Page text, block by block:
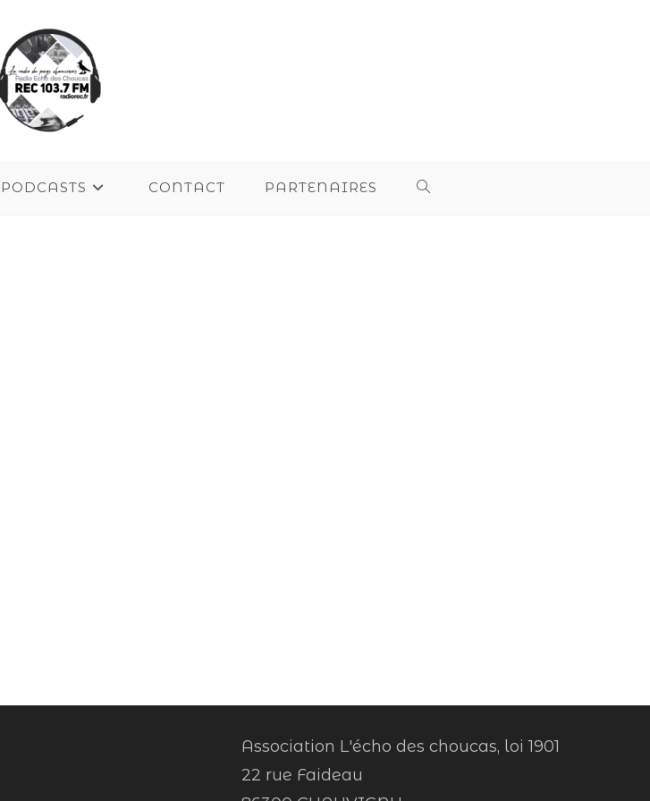
PODCASTS CONTACT PARTENAIRES
Association L'écho des choucas, loi 1901
22 rue Faideau